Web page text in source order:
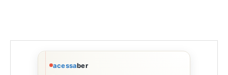
acessaber